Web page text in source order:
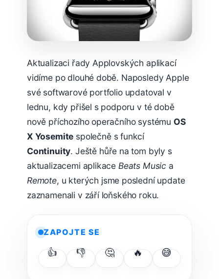
Aktualizaci řady Applovských aplikací
vidíme po dlouhé době. Naposledy Apple
své softwarové portfolio updatoval v
lednu, kdy přišel s podporu v té době
nově příchozího operačního systému OS
X Yosemite společně s funkcí
Continuity. Ještě hůře na tom byly s
aktualizacemi aplikace Beats Music a
Remote, u kterých jsme poslední update
zaznamenali v září loňského roku.
ZAPOJTE SE
👍 👎 🤔 🔥 😅